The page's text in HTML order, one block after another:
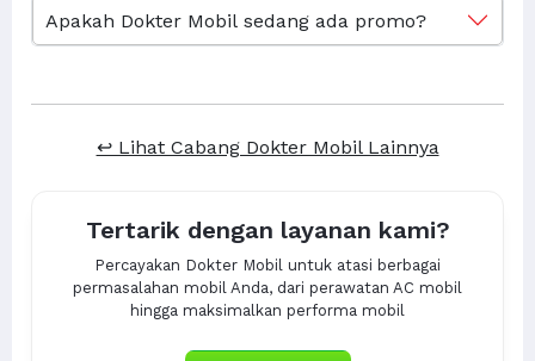
Apakah Dokter Mobil sedang ada promo?
↩ Lihat Cabang Dokter Mobil Lainnya
Tertarik dengan layanan kami?
Percayakan Dokter Mobil untuk atasi berbagai
permasalahan mobil Anda, dari perawatan AC mobil
hingga maksimalkan performa mobil